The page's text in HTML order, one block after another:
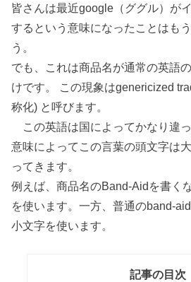
皆さんは最近google（ググル）が
するという意味になったことはも
う。
でも、これは商品名が通常の英語
けです。 この現象はgenericized
称化) と呼びます。
この英語は国によってかなり違
意味によってこの言葉の頭文字は
ってきます。
例えば、商品名のBand-Aidを書く
を使います。一方、普通のband-
小文字を使います。
記事の目次